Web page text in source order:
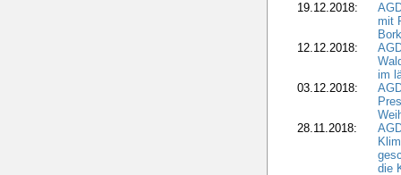
19.12.2018:
mit
12.12.2018:
im
03.12.2018:
28.11.2018:
die